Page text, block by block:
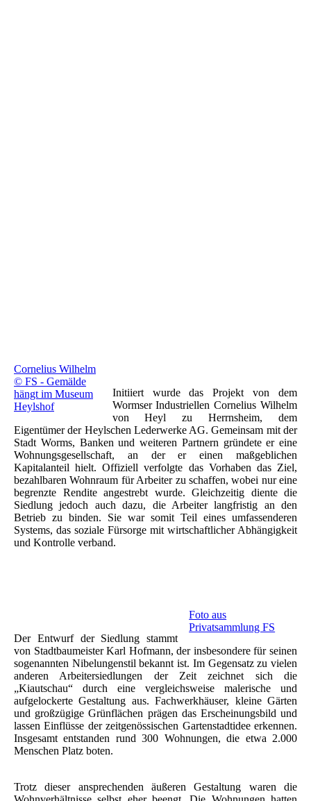
Cornelius Wilhelm
© FS - Gemälde
hängt im Museum
Heylshof
Initiiert wurde das Projekt von dem
Wormser Industriellen Cornelius Wilhelm
von Heyl zu Herrnsheim, dem
Eigentümer der Heylschen Lederwerke AG. Gemeinsam mit der
Stadt Worms, Banken und weiteren Partnern gründete er eine
Wohnungsgesellschaft, an der er einen maßgeblichen
Kapitalanteil hielt. Offiziell verfolgte das Vorhaben das Ziel,
bezahlbaren Wohnraum für Arbeiter zu schaffen, wobei nur eine
begrenzte Rendite angestrebt wurde. Gleichzeitig diente die
Siedlung jedoch auch dazu, die Arbeiter langfristig an den
Betrieb zu binden. Sie war somit Teil eines umfassenderen
Systems, das soziale Fürsorge mit wirtschaftlicher Abhängigkeit
und Kontrolle verband.
Foto aus
Privatsammlung FS
Der Entwurf der Siedlung stammt
von Stadtbaumeister Karl Hofmann, der insbesondere für seinen
sogenannten Nibelungenstil bekannt ist. Im Gegensatz zu vielen
anderen Arbeitersiedlungen der Zeit zeichnet sich die
„Kiautschau“ durch eine vergleichsweise malerische und
aufgelockerte Gestaltung aus. Fachwerkhäuser, kleine Gärten
und großzügige Grünflächen prägen das Erscheinungsbild und
lassen Einflüsse der zeitgenössischen Gartenstadtidee erkennen.
Insgesamt entstanden rund 300 Wohnungen, die etwa 2.000
Menschen Platz boten.
Trotz dieser ansprechenden äußeren Gestaltung waren die